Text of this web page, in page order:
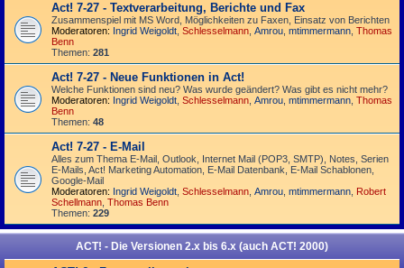
Act! 7-27 - Text­­ver­arbei­tung, Berichte und Fax
Zusammenspiel mit MS Word, Möglichkeiten zu Faxen, Einsatz von Berichten
Moderatoren: Ingrid Weigoldt Schlesselmann Amrou mtimmermann Thomas
Benn
Themen: 281
Act! 7-27 - Neue Funktionen in Act!
Welche Funktionen sind neu? Was wurde geändert? Was gibt es nicht mehr?
Moderatoren: Ingrid Weigoldt Schlesselmann Amrou mtimmermann Thomas
Benn
Themen: 48
Act! 7-27 - E-Mail
Alles zum Thema E-Mail, Outlook, Internet Mail (POP3, SMTP), Notes, Serien
E-Mails, Act! Marketing Automation, E-Mail Datenbank, E-Mail Schablonen,
Google-Mail
Moderatoren: Ingrid Weigoldt Schlesselmann Amrou mtimmermann Robert
Schellmann Thomas Benn
Themen: 229
ACT! - Die Versionen 2.x bis 6.x (auch ACT! 2000)